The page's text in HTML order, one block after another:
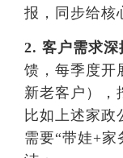
报，同步给核
2. 客户需求深
馈，每季度开
新老客户）
比如上述家政
需要“带娃+家